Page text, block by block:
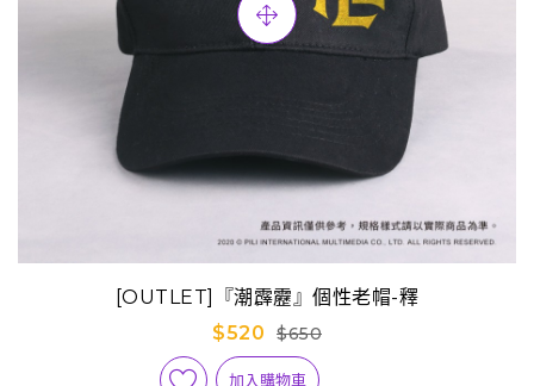
[OUTLET]『潮霹靂』個性老帽-釋
$520
$650
加入購物車